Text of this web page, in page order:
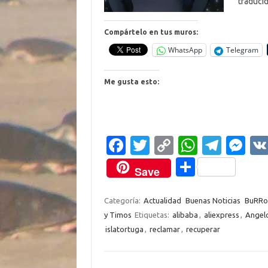
Compártelo en tus muros:
WhatsApp Telegram
Me gusta esto:
Fa
c
e
b
o
T
w
it
te
r
C
o
p
y
Li
W
h
at
s
A
T
el
e
gr
a
M
n
g
Save
C
m
p
Categoría: Actualidad Buenas Noticias
y Timos Etiquetas: alibaba , aliexpress ,
islatortuga , reclamar, recuperar